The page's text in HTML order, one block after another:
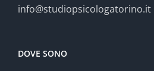
info@studiopsicologatorino.it
DOVE SONO